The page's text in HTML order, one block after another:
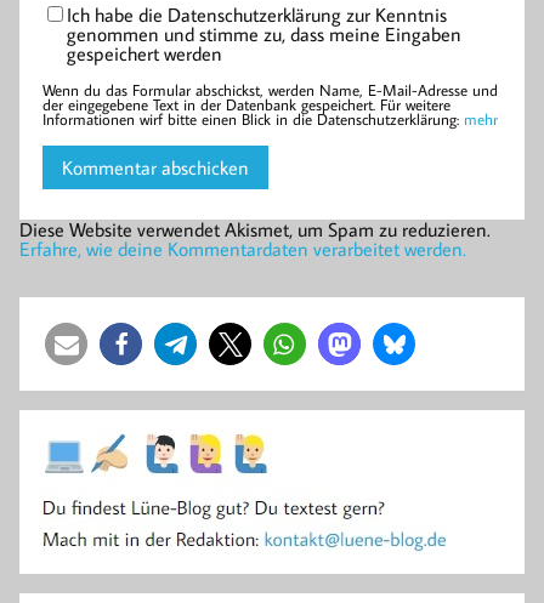
Ich habe die Datenschutzerklärung zur Kenntnis
genommen und stimme zu, dass meine Eingaben
gespeichert werden
Wenn du das Formular abschickst, werden Name, E-Mail-Adresse und
der eingegebene Text in der Datenbank gespeichert. Für weitere
Informationen wirf bitte einen Blick in die Datenschutzerklärung: mehr
Diese Website verwendet Akismet, um Spam zu reduzieren.
Erfahre, wie deine Kommentardaten verarbeitet werden.